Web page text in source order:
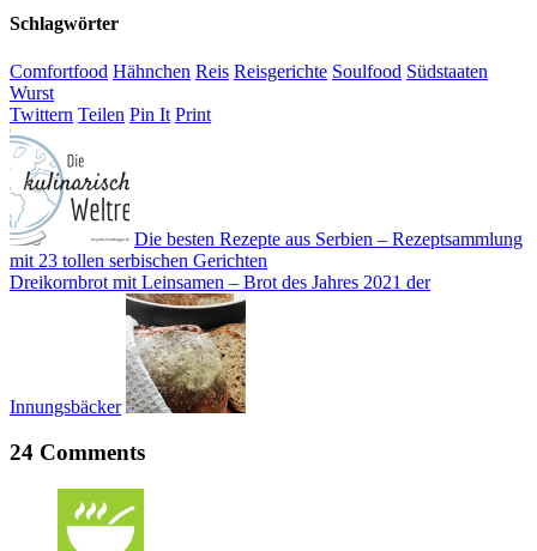
Schlagwörter
Comfortfood Hähnchen Reis Reisgerichte Soulfood Südstaaten
Wurst
Twittern Teilen Pin It Print
Die besten Rezepte aus Serbien – Rezeptsammlung
mit 23 tollen serbischen Gerichten
Dreikornbrot mit Leinsamen – Brot des Jahres 2021 der
Innungsbäcker
24 Comments